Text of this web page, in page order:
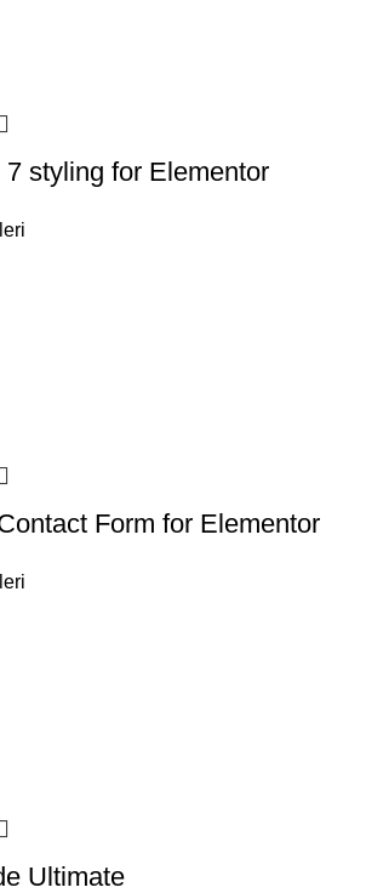
styling for Elementor
Form for Elementor
Ultimate